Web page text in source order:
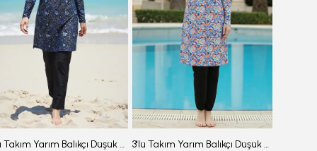
3'lü Takım Yarım Balıkçı Düşük Omuz Yarasakol Likralı Kumaş Burkini Tesettür Mayo D32 3'lü Takım Yarım Balıkçı Düşük Omuz Yarasakol Likralı Kumaş Burkini Tesettür Mayo D49